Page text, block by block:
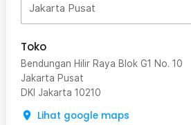
Jakarta Pusat
Toko
Bendungan Hilir Raya Blok G1 No. 10
Jakarta Pusat
DKI Jakarta 10210
Lihat google maps